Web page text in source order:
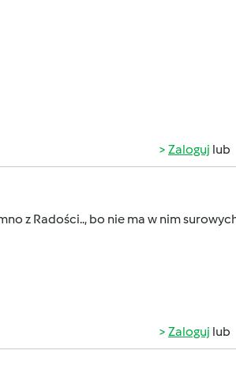
Zaloguj lub
z Radości.., bo nie ma w nim
Zaloguj lub